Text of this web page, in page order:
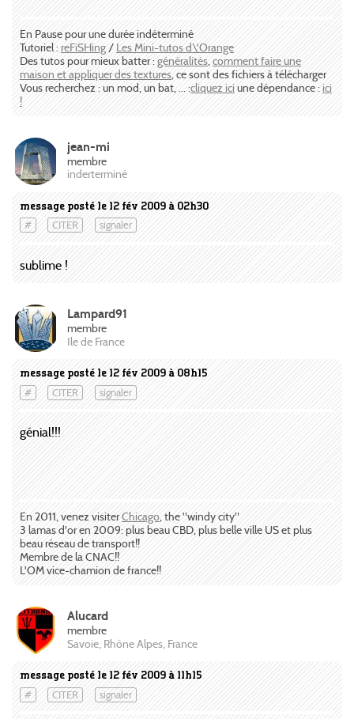
En Pause pour une durée indéterminé
Tutoriel : reFiSHing / Les Mini-tutos d\'Orange
Des tutos pour mieux batter :généralités,comment faire une
maison et appliquer des textures, ce sont des fichiers à télécharger
Vous recherchez : un mod, un bat, ... :cliquez iciune dépendance :ici
!
message posté le 12 fév 2009 à 02h30
# CITER signaler
jean-mi
membre
inderterminé
sublime !
message posté le 12 fév 2009 à 08h15
# CITER signaler
Lampard91
membre
Ile de France
génial!!!
En 2011, venez visiterChicago, the "windy city"
3 lamas d'or en 2009: plus beau CBD, plus belle ville US et plus
beau réseau de transport!!
Membre de la CNAC!!
L'OM vice-chamion de france!!
message posté le 12 fév 2009 à 11h15
# CITER signaler
Alucard
membre
Savoie, Rhône Alpes, France